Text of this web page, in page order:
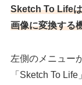
Sketch To Life
画像に変換する
左側のメニュー
「Sketch To